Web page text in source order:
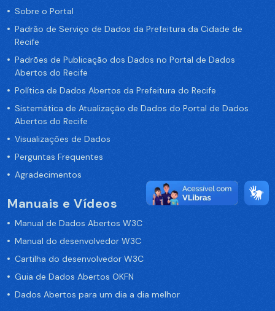
Sobre o Portal
Padrão de Serviço de Dados da Prefeitura da Cidade de
Recife
Padrões de Publicação dos Dados no Portal de Dados
Abertos do Recife
Política de Dados Abertos da Prefeitura do Recife
Sistemática de Atualização de Dados do Portal de Dados
Abertos do Recife
Visualizações de Dados
Perguntas Frequentes
Agradecimentos
Manuais e Vídeos
Manual de Dados Abertos W3C
Manual do desenvolvedor W3C
Cartilha do desenvolvedor W3C
Guia de Dados Abertos OKFN
Dados Abertos para um dia a dia melhor